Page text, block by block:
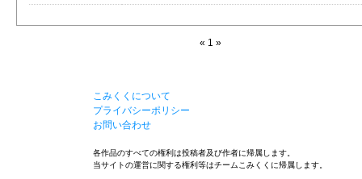
« 1 »
こみくくについて
プライバシーポリシー
お問い合わせ
各作品のすべての権利は投稿者及び作者に帰属します。
当サイトの運営に関する権利等はチームこみくくに帰属します。